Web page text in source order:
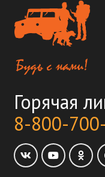
Горячая
8-800-